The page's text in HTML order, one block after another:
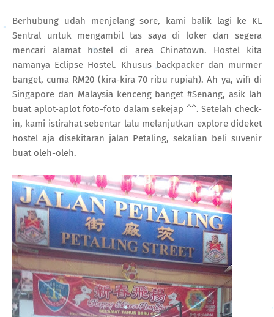
Berhubung udah menjelang sore, kami balik lagi ke KL
Sentral untuk mengambil tas saya di loker dan segera
mencari alamat hostel di area Chinatown. Hostel kita
namanya Eclipse Hostel. Khusus backpacker dan murmer
banget, cuma RM20 (kira-kira 70 ribu rupiah). Ah ya, wifi di
Singapore dan Malaysia kenceng banget #Senang, asik lah
buat aplot-aplot foto-foto dalam sekejap ^^. Setelah check-
in, kami istirahat sebentar lalu melanjutkan explore dideket
hostel aja disekitaran jalan Petaling, sekalian beli suvenir
buat oleh-oleh.